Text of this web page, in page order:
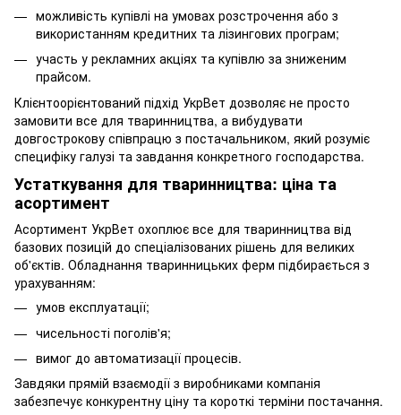
можливість купівлі на умовах розстрочення або з
використанням кредитних та лізингових програм;
участь у рекламних акціях та купівлю за зниженим
прайсом.
Клієнтоорієнтований підхід УкрВет дозволяє не просто
замовити все для тваринництва, а вибудувати
довгострокову співпрацю з постачальником, який розуміє
специфіку галузі та завдання конкретного господарства.
Устаткування для тваринництва: ціна та
асортимент
Асортимент УкрВет охоплює все для тваринництва від
базових позицій до спеціалізованих рішень для великих
об'єктів. Обладнання тваринницьких ферм підбирається з
урахуванням:
умов експлуатації;
чисельності поголів'я;
вимог до автоматизації процесів.
Завдяки прямій взаємодії з виробниками компанія
забезпечує конкурентну ціну та короткі терміни постачання.